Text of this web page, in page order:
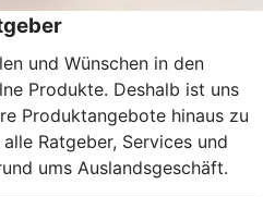
und Wünschen in den
Produkte. Deshalb ist uns
Produktangebote hinaus zu
Ratgeber, Services und
ums Auslandsgeschäft.